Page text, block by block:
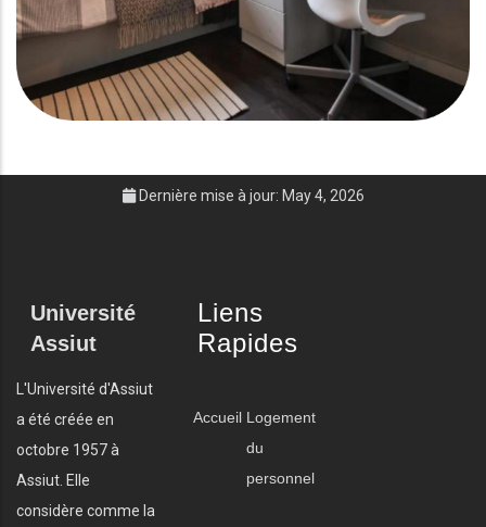
Dernière mise à jour: May 4, 2026
Université
Assiut
L'Université d'Assiut
a été créée en
octobre 1957 à
Assiut. Elle
considère comme la
Liens
Rapides
Accueil Logement
du
personnel